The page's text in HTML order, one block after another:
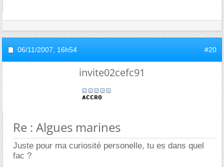
06/11/2007, 16h54 #20
invite02cefc91
Re : Algues marines
Juste pour ma curiosité personelle, tu es dans quel
fac ?